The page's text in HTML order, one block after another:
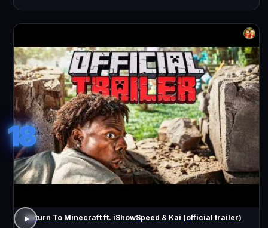
18
Return To Minecraft ft. iShowSpeed & Kai (official trailer)